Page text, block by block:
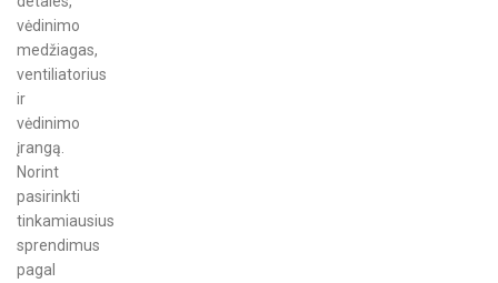
vėdinimo
medžiagas,
ventiliatorius
ir
vėdinimo
įrangą.
Norint
pasirinkti
tinkamiausius
sprendimus
pagal